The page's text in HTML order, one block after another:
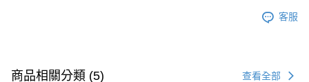
客服
商品相關分類 (5) 查看全部